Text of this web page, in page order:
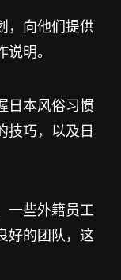
，向他们提供
明。
日本风俗习惯
技巧，以及日
一些外籍员工
好的团队，这